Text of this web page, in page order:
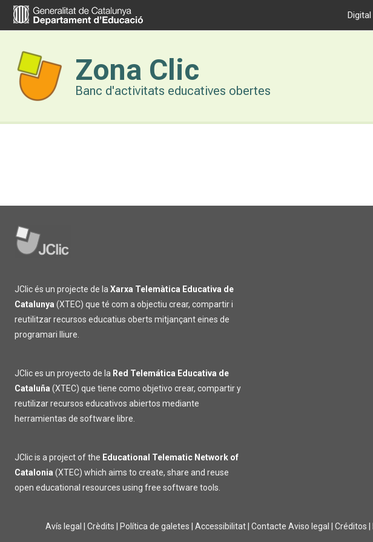
Vés
Digital
Zona Clic
Banc d'activitats educatives obertes
JClic és un projecte de la Xarxa Telemàtica Educativa de
Catalunya (XTEC) que té com a objectiu crear, compartir i
reutilitzar recursos educatius oberts mitjançant eines de
programari lliure.
JClic es un proyecto de la Red Telemática Educativa de
Cataluña (XTEC) que tiene como objetivo crear, compartir y
reutilizar recursos educativos abiertos mediante
herramientas de software libre.
JClic is a project of the Educational Telematic Network of
Catalonia (XTEC) which aims to create, share and reuse
open educational resources using free software tools.
Avís legal Crèdits Política de galetes Accessibilitat Contacte Aviso legal Créditos